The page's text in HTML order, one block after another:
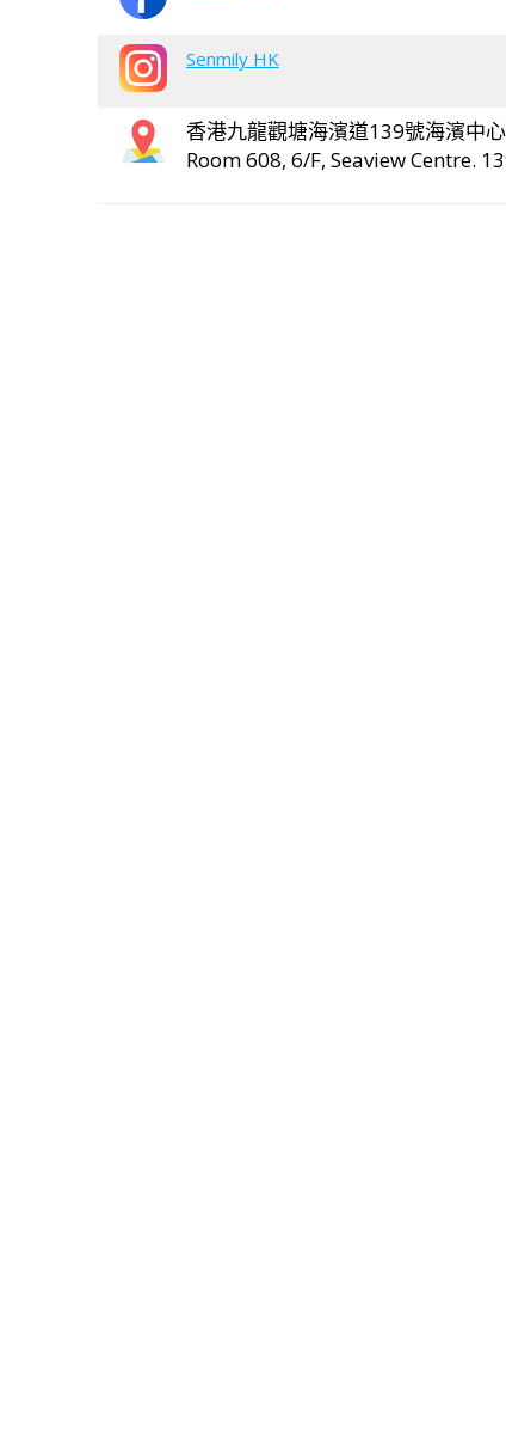
Senmily HK
香港九龍觀塘海濱道139號海濱中
Room 608, 6/F, Seaview Centre.